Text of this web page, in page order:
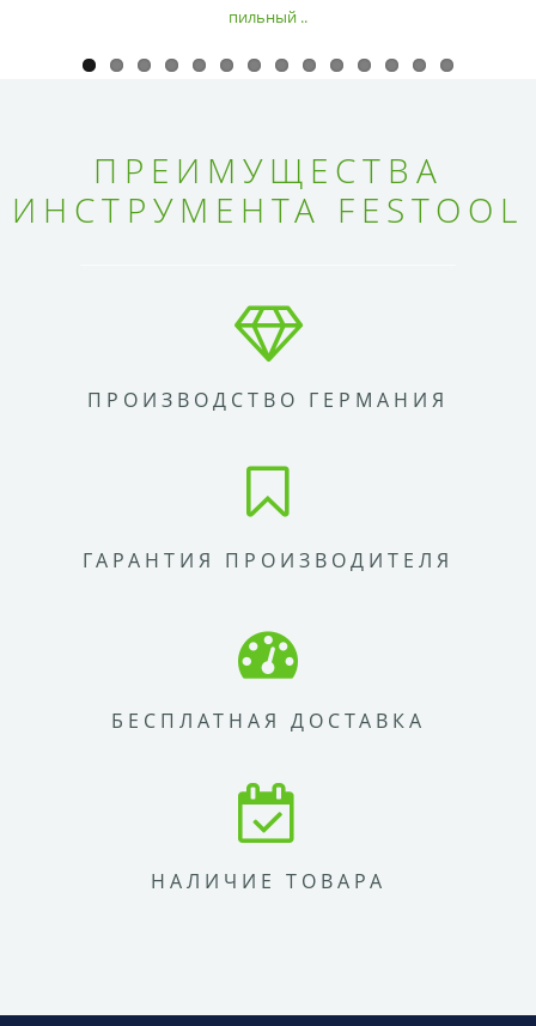
пильный ..
ПРЕИМУЩЕСТВА
ИНСТРУМЕНТА FESTOOL
ПРОИЗВОДСТВО ГЕРМАНИЯ
ГАРАНТИЯ ПРОИЗВОДИТЕЛЯ
БЕСПЛАТНАЯ ДОСТАВКА
НАЛИЧИЕ ТОВАРА